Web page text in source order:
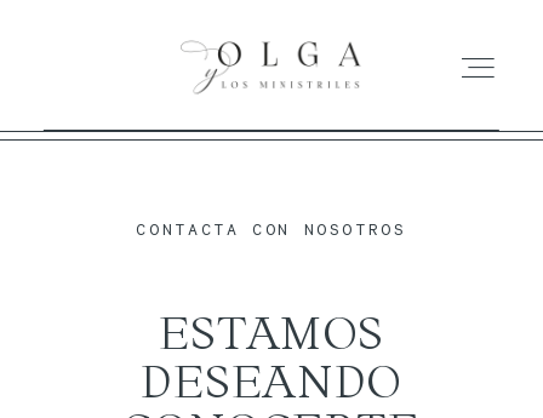
DISCO
CONTACTA CON NOSOTROS
ESTAMOS
DESEANDO